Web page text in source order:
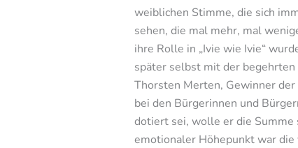
weiblichen Stimme, die sich
sehen, die mal mehr, mal
ihre Rolle in „Ivie wie Ivie“
später selbst mit der begehrten
Thorsten Merten, Gewinner der
bei den Bürgerinnen und
dotiert sei, wolle er die Summe
emotionaler Höhepunkt war die